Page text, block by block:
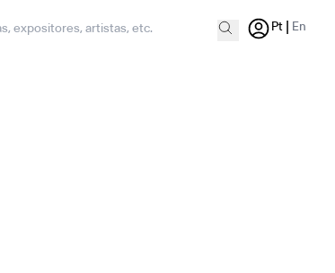
Pt | En